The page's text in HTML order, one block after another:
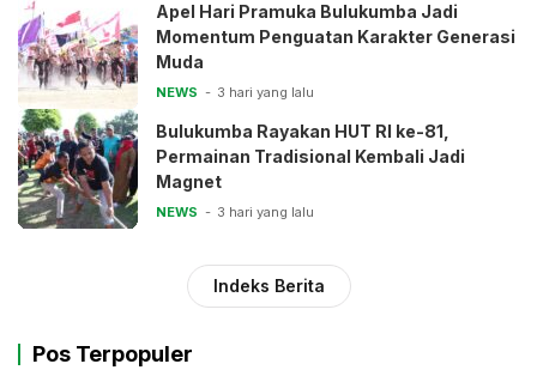
Apel Hari Pramuka Bulukumba Jadi
Momentum Penguatan Karakter Generasi
Muda
NEWS 3 hari yang lalu
Bulukumba Rayakan HUT RI ke-81,
Permainan Tradisional Kembali Jadi
Magnet
NEWS 3 hari yang lalu
Indeks Berita
Pos Terpopuler